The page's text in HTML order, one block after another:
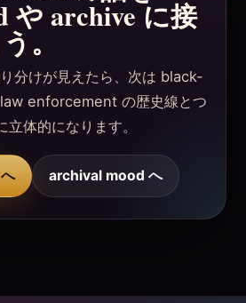
や archive に接
。
分けが見えたら、次は black-
enforcement の歴史線とつ
体的になります。
archival mood へ